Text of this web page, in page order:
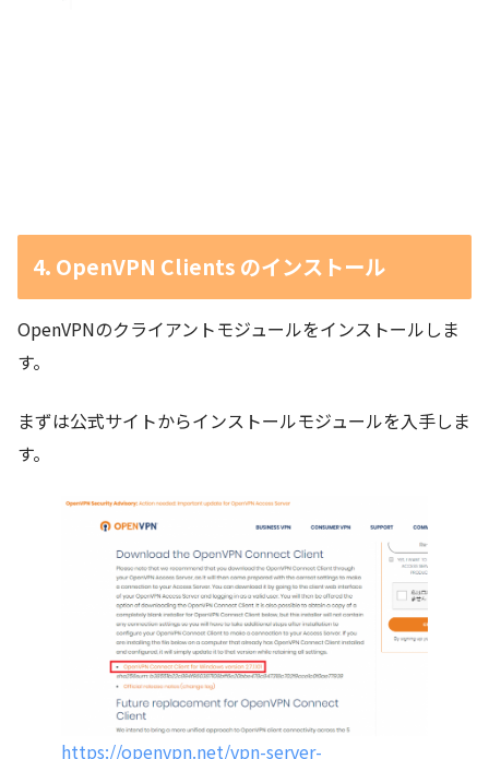
4. OpenVPN Clients のインストール
OpenVPNのクライアントモジュールをインストールしま
す。
まずは公式サイトからインストールモジュールを入手しま
す。
https://openvpn.net/vpn-server-